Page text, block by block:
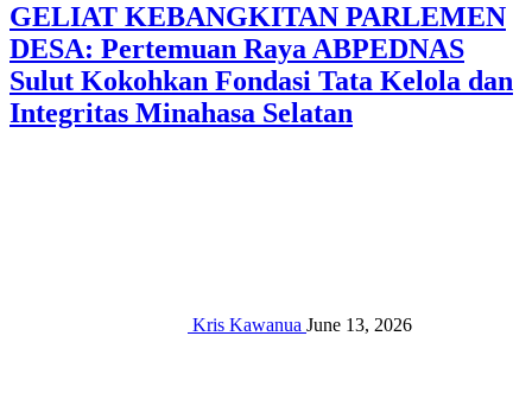
GELIAT KEBANGKITAN PARLEMEN
DESA: Pertemuan Raya ABPEDNAS
Sulut Kokohkan Fondasi Tata Kelola dan
Integritas Minahasa Selatan
Kris Kawanua June 13, 2026